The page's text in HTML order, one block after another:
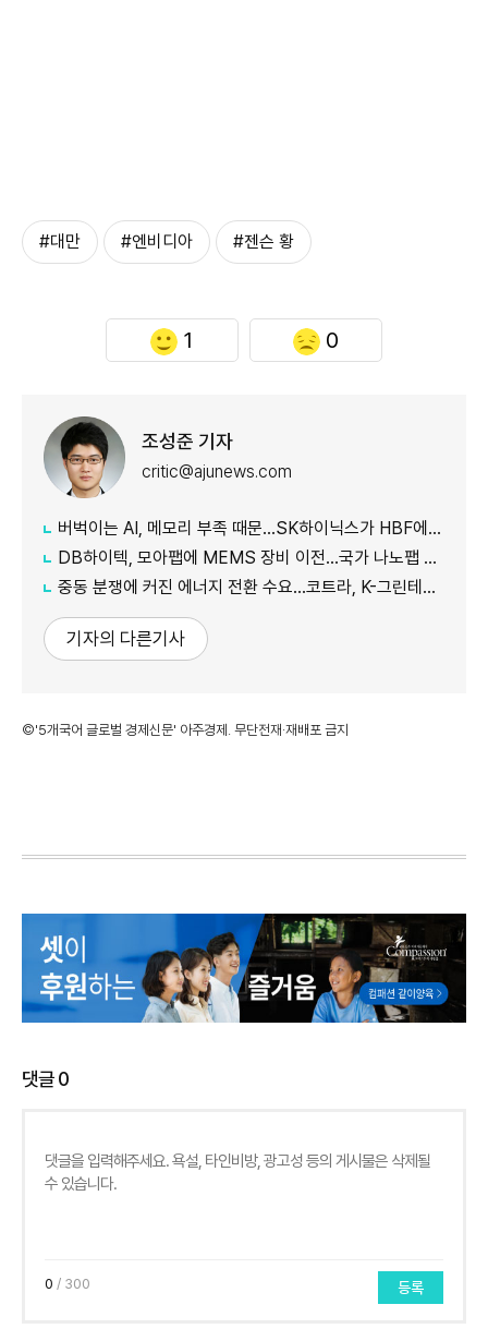
#대만 #엔비디아 #젠슨 황
1 0
조성준 기자
critic@ajunews.com
버벅이는 AI, 메모리 부족 때문…SK하이닉스가 HBF에 집중하는 이유
DB하이텍, 모아팹에 MEMS 장비 이전…국가 나노팹 공정 지원
중동 분쟁에 커진 에너지 전환 수요…코트라, K-그린테크 수출길 넓힌다
기자의 다른기사
©'5개국어 글로벌 경제신문' 아주경제. 무단전재·재배포 금지
댓글0
0 / 300 등록